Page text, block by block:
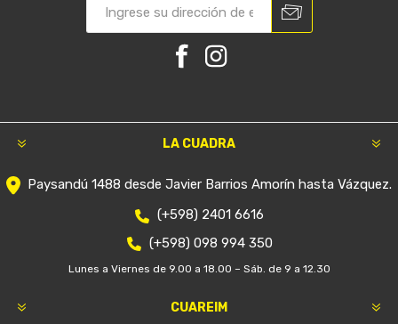
LA CUADRA
Paysandú 1488 desde Javier Barrios Amorín hasta Vázquez.
(+598) 2401 6616
(+598) 098 994 350
Lunes a Viernes de 9.00 a 18.00 – Sáb. de 9 a 12.30
CUAREIM